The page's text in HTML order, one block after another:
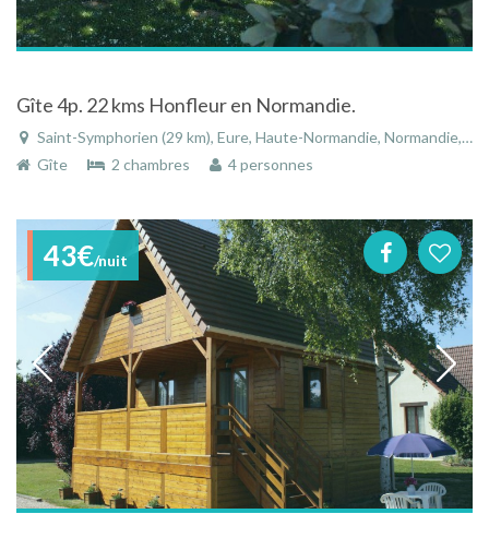
Gîte 4p. 22 kms Honfleur en Normandie.
Saint-Symphorien (29 km), Eure, Haute-Normandie, Normandie, France
Gîte
2 chambres 4 personnes
43€/nuit